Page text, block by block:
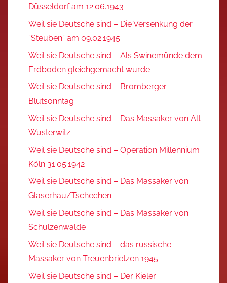
Düsseldorf am 12.06.1943
Weil sie Deutsche sind – Die Versenkung der
“Steuben” am 09.02.1945
Weil sie Deutsche sind – Als Swinemünde dem
Erdboden gleichgemacht wurde
Weil sie Deutsche sind – Bromberger
Blutsonntag
Weil sie Deutsche sind – Das Massaker von Alt-
Wusterwitz
Weil sie Deutsche sind – Operation Millennium
Köln 31.05.1942
Weil sie Deutsche sind – Das Massaker von
Glaserhau/Tschechen
Weil sie Deutsche sind – Das Massaker von
Schulzenwalde
Weil sie Deutsche sind – das russische
Massaker von Treuenbrietzen 1945
Weil sie Deutsche sind – Der Kieler